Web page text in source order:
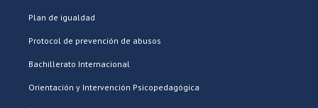
Plan de igualdad
Protocol de prevención de abusos
Bachillerato Internacional
Orientación y Intervención Psicopedagógica